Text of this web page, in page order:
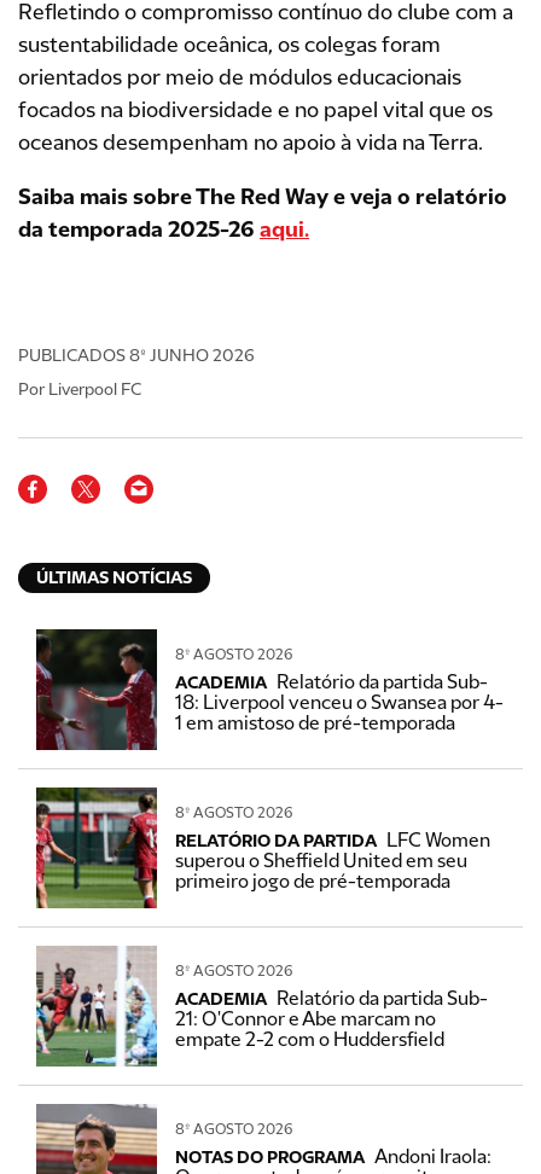
Refletindo o compromisso contínuo do clube com a
sustentabilidade oceânica, os colegas foram
orientados por meio de módulos educacionais
focados na biodiversidade e no papel vital que os
oceanos desempenham no apoio à vida na Terra.
Saiba mais sobre The Red Way e veja o relatório
da temporada 2025-26 aqui.
PUBLICADOS 8º JUNHO 2026
Por Liverpool FC
ÚLTIMAS NOTÍCIAS
8º AGOSTO 2026
ACADEMIA
Relatório da partida Sub-
18: Liverpool venceu o Swansea por 4-
1 em amistoso de pré-temporada
8º AGOSTO 2026
RELATÓRIO DA PARTIDA
LFC Women
superou o Sheffield United em seu
primeiro jogo de pré-temporada
8º AGOSTO 2026
ACADEMIA
Relatório da partida Sub-
21: O'Connor e Abe marcam no
empate 2-2 com o Huddersfield
8º AGOSTO 2026
NOTAS DO PROGRAMA Andoni Iraola: